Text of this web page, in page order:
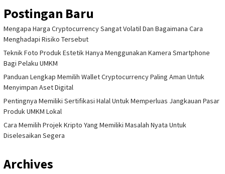
Postingan Baru
Mengapa Harga Cryptocurrency Sangat Volatil Dan Bagaimana Cara
Menghadapi Risiko Tersebut
Teknik Foto Produk Estetik Hanya Menggunakan Kamera Smartphone
Bagi Pelaku UMKM
Panduan Lengkap Memilih Wallet Cryptocurrency Paling Aman Untuk
Menyimpan Aset Digital
Pentingnya Memiliki Sertifikasi Halal Untuk Memperluas Jangkauan Pasar
Produk UMKM Lokal
Cara Memilih Projek Kripto Yang Memiliki Masalah Nyata Untuk
Diselesaikan Segera
Archives